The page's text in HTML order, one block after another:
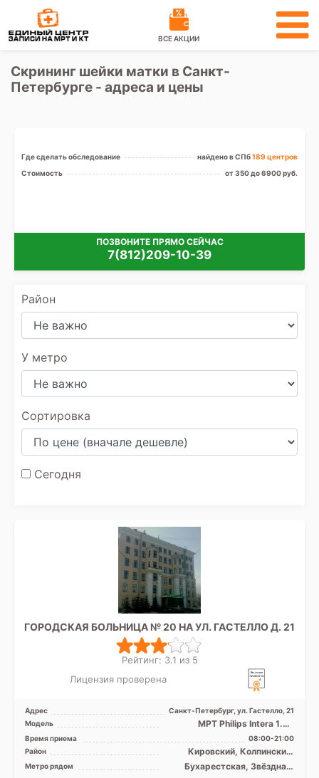
ВСЕ АКЦИИ
Скрининг шейки матки в Санкт-
Петербурге - адреса и цены
Где сделать обследование найдено в СПб189 центров
Стоимость
от 350 до 6900 руб.
ПОЗВОНИТЕ ПРЯМО СЕЙЧАС
7(812)209-10-39
Район
У метро
Сортировка
Сегодня
ГОРОДСКАЯ БОЛЬНИЦА № 20 НА УЛ. ГАСТЕЛЛО Д. 21
Рейтинг: 3.1 из 5
Лицензия проверена
Адрес
Санкт-Петербург, ул. Гастелло, 21
Модель
МРТ Philips Intera 1.5T
закрытый тип, УЗИ
Время приема
08:00-21:00
Район
Кировский, Колпинский,
Московский, Невский,
Пушкинский, Фрунзенский,
Метро рядом
Бухарестская, Звёздная,